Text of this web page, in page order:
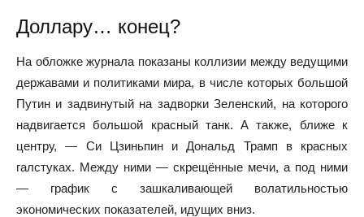
Доллару… конец?
На обложке журнала показаны коллизии между ведущими
державами и политиками мира, в числе которых большой
Путин и задвинутый на задворки Зеленский, на которого
надвигается большой красный танк. А также, ближе к
центру, — Си Цзиньпин и Дональд Трамп в красных
галстуках. Между ними — скрещённые мечи, а под ними
— график с зашкаливающей волатильностью
экономических показателей, идущих вниз.